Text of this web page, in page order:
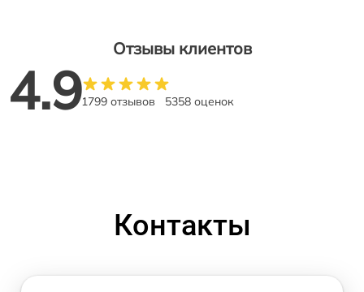
Отзывы клиентов
4.91799 отзывов 5358 оценок
Контакты